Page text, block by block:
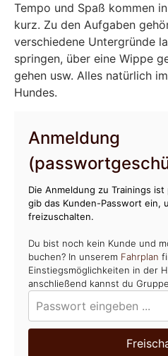
Tempo und Spaß kommen
kurz. Zu den Aufgaben
verschiedene Untergründe
springen, über eine Wippe
gehen usw. Alles natürlich
Hundes.
Anmeldung
Die Anmeldung zu Trainings
gib das Kunden-Passwort ein,
freizuschalten.
Du bist noch kein Kunde und
buchen? In unserem Fahrplan
Einstiegsmöglichkeiten in der
anschließend kannst du